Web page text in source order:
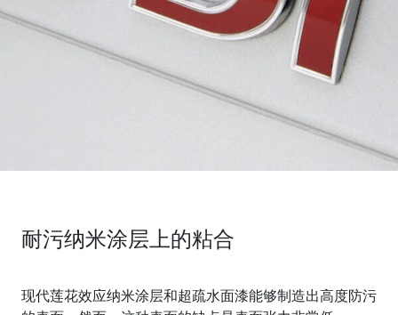
耐污纳米涂层上的粘合
现代莲花效应纳米涂层和超疏水面漆能够制造出高度防污